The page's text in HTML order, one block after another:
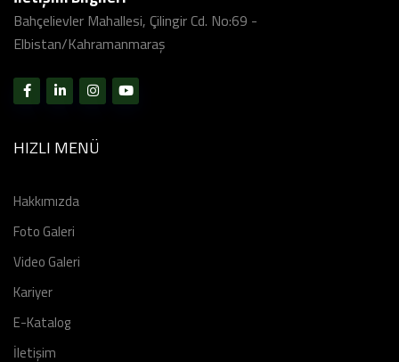
Bahçelievler Mahallesi, Çilingir Cd. No:69 -
Elbistan/Kahramanmaraş
HIZLI MENÜ
Hakkımızda
Foto Galeri
Video Galeri
Kariyer
E-Katalog
İletişim